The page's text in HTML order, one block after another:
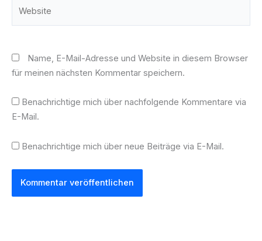
Name, E-Mail-Adresse und Website in diesem Browser
für meinen nächsten Kommentar speichern.
Benachrichtige mich über nachfolgende Kommentare via
E-Mail.
Benachrichtige mich über neue Beiträge via E-Mail.